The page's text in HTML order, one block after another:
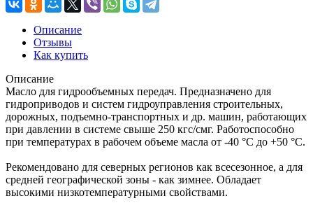
Описание
Отзывы
Как купить
Описание
Масло для гидрообъемных передач. Предназначено для
гидроприводов и систем гидроуправления строительных,
дорожных, подъемно-транспортных и др. машин, работающих
при давлении в системе свыше 250 кгс/смг. Работоспособно
при температурах в рабочем объеме масла от -40 °С до +50 °С.
Рекомендовано для северных регионов как всесезонное, а для
средней географической зоны - как зимнее. Обладает
высокими низкотемпературными свойствами.